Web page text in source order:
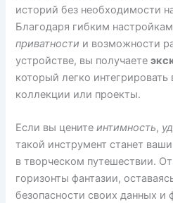
историй без необходимости
Благодаря гибким
приватности и возможности
устройстве, вы получаете
который легко
коллекции или проекты.
Если вы ценитеинтимность,
такой инструмент станет
в творческом путешествии.
горизонты фантазии,
безопасности своих данных и